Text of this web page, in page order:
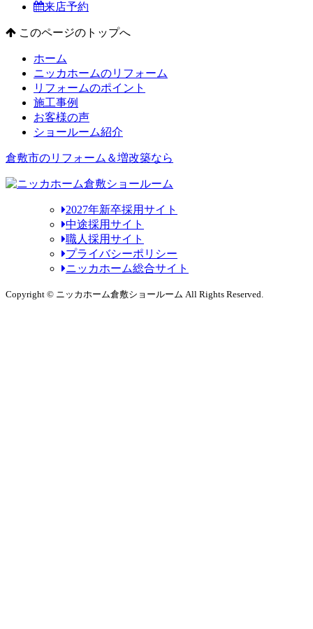
来店予約
このページのトップへ
ホーム
ニッカホームのリフォーム
リフォームのポイント
施工事例
お客様の声
ショールーム紹介
倉敷市のリフォーム＆増改築なら
2027年新卒採用サイト
中途採用サイト
職人採用サイト
プライバシーポリシー
ニッカホーム総合サイト
Copyright © ニッカホーム倉敷ショールーム All Rights Reserved.